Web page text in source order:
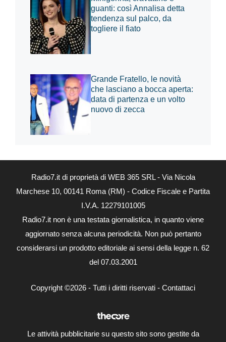
guanti: così Annalisa detta
tendenza sul palco, da
togliere il fiato
Grande Fratello, le novità
che lasciano a bocca aperta:
data di partenza e un volto
nuovo di zecca
Radio7.it di proprietà di WEB 365 SRL - Via Nicola
Marchese 10, 00141 Roma (RM) - Codice Fiscale e Partita
I.V.A. 12279101005
Radio7.it non è una testata giornalistica, in quanto viene
aggiornato senza alcuna periodicità. Non può pertanto
considerarsi un prodotto editoriale ai sensi della legge n. 62
del 07.03.2001
Copyright ©2026 - Tutti i diritti riservati - Contattaci
Le attività pubblicitarie su questo sito sono gestite da